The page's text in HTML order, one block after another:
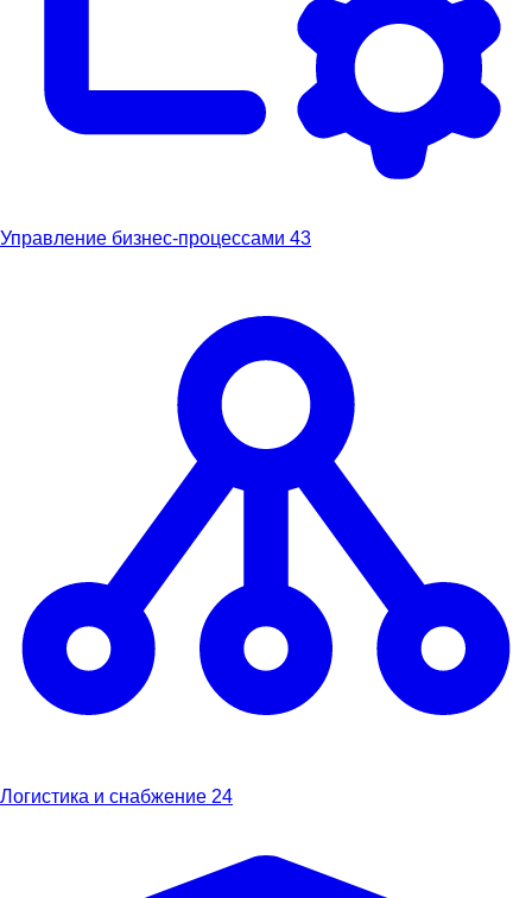
Управление бизнес-процессами 43
Логистика и снабжение 24